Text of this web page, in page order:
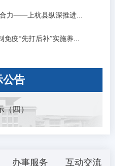
力——上杭县纵深推进...
免疫“先打后补”实施养...
公告
（四）
办事服务 互动交流